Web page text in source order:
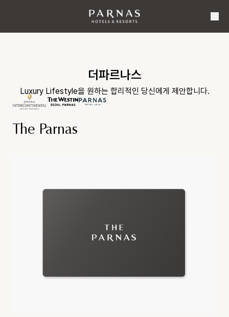
더파르나스
Luxury Lifestyle을 원하는 합리적인 당신에게 제안합니다.
The Parnas